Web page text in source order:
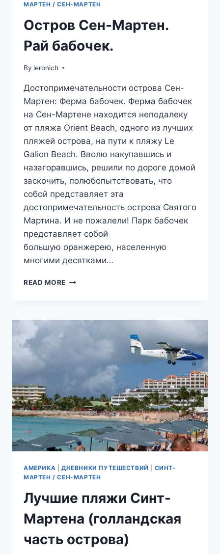
МАРТЕН / СЕН-МАРТЕН
Остров Сен-Мартен.
Рай бабочек.
By leronich
Достопримечательности острова Сен-
Мартен: Ферма бабочек. Ферма бабочек
на Сен-Мартене находится неподалеку
от пляжа Orient Beach, одного из лучших
пляжей острова, на пути к пляжу Le
Galion Beach. Вволю накупавшись и
назагоравшись, решили по дороге домой
заскочить, полюбопытствовать, что
собой представляет эта
достопримечательность острова Святого
Мартина. И не пожалели! Парк бабочек
представляет собой
большую оранжерею, населенную
многими десятками…
READ MORE ОСТРОВ
БАБОЧЕК.
АМЕРИКА ДНЕВНИКИ ПУТЕШЕСТВИЙ
СИНТ-
МАРТЕН / СЕН-МАРТЕН
Лучшие пляжи Синт-
Мартена (голландская
часть острова)